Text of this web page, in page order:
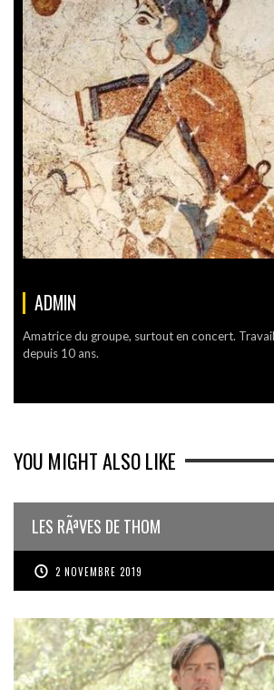
ADMIN
Amatrice du groupe, surtout en concert.
depuis 10 ans.
YOU MIGHT ALSO LIKE
LES RÃªVES DE THOM
2 NOVEMBRE 2019